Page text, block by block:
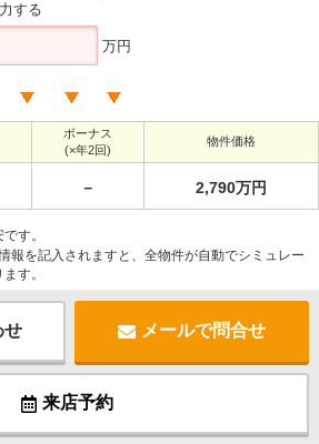
する
万円
ボーナス
(×年2回)
物件価格
－ 2,790万円
す。
報を記入されますと、全物件が自動でシミュレー
す。
せ メールで問合せ
来店予約